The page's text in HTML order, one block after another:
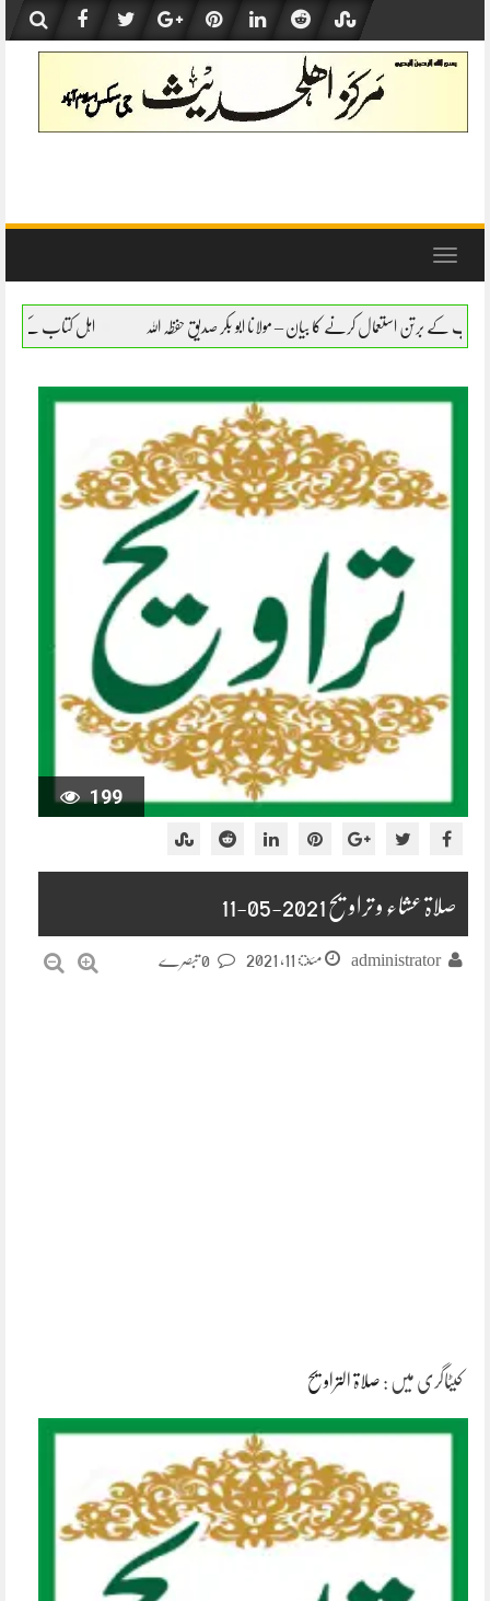
content
Toggle
– مولانا ابو بکر صدیق حفظہ اللہ اہل کتاب کے برتن استعمال کرنے کا بیان – مولانا
199
صلاۃ عشاء و تراویح 2021-05-11
administrator مئ 11, 2021
کیٹاگری میں : صلاۃ التراویح